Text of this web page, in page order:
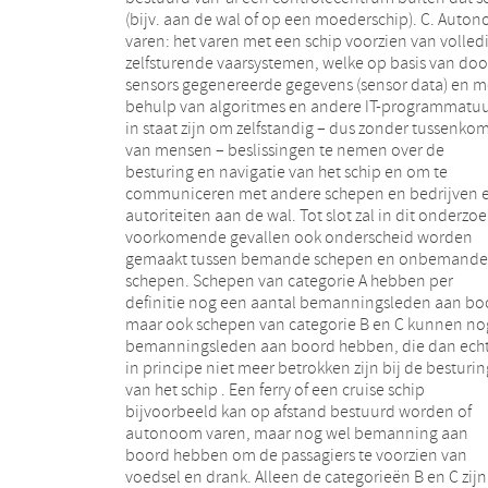
(bijv. aan de wal of op een moederschip). C.
varen: het varen met een schip voorzien van
zelfsturende vaarsystemen, welke op basis van
sensors gegenereerde gegevens (sensor data) en
behulp van algoritmes en andere IT-
in staat zijn om zelfstandig – dus zonder
van mensen – beslissingen te nemen over de
besturing en navigatie van het schip en om te
communiceren met andere schepen en bedrijven
autoriteiten aan de wal. Tot slot zal in dit
voorkomende gevallen ook onderscheid worden
gemaakt tussen bemande schepen en onbemande
schepen. Schepen van categorie A hebben per
definitie nog een aantal bemanningsleden aan
maar ook schepen van categorie B en C kunnen
bemanningsleden aan boord hebben, die dan
in principe niet meer betrokken zijn bij de
van het schip . Een ferry of een cruise schip
bijvoorbeeld kan op afstand bestuurd worden of
autonoom varen, maar nog wel bemanning aan
boord hebben om de passagiers te voorzien van
voedsel en drank. Alleen de categorieën B en C zijn
voorwaarden en beperkingen zijn inzake
vaart, alsmede de benodigde wijzigingen.
Hoofdstuk 3 wordt diezelfde oefening gemaakt
de zeevaart. 8. In beide gevallen kan de
overheid in meerdere hoedanigheden betrokken
Ten eerste als territoriaal bevoegde overheid
aanzien van de scheepvaart over de kust- of
binnenwateren waarop het experiment wordt
uitgevoerd (ongeacht de nationaliteit van
experimenterende schip en de nationaliteit
experimenteerpartijen). Ten tweede als de bevoegde
regelgever van een Nederlands schip, waarmee wordt
geëxperimenteerd en wel ongeacht de wateren alwaar
de experimenten plaats vinden. In
hoedanigheden kan de overheid regels
en zal zij deze regels vervolgens moeten
Ten derde en tot slot kan de Nederlandse overheid
nog betrokken zijn als haven-staat in het kader van de
havenstaatcontrole op zeeschepen (Port State
Control). Hierbij gaat het om de toezichthoudende en
handhavende rol die Nederland in het kader van de
Richtlijn 2009/16/EC en het Paris Memorandum of